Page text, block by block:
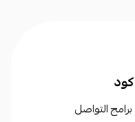
التواصل